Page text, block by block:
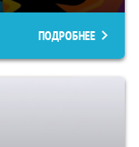
ПОДРОБНЕЕ